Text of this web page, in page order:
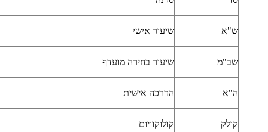
ש"א שיעור אישי
שב"מ שיעור בחירה מועדף
ה"א הדרכה אישית
קולק קולוקוויום